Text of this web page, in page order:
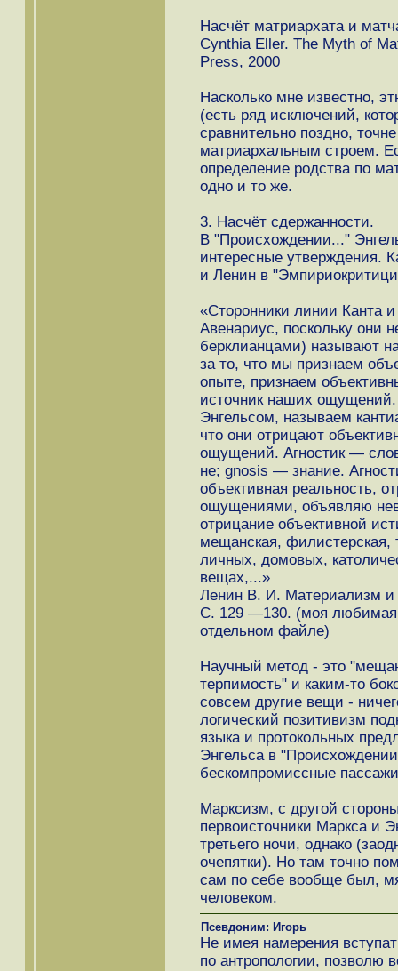
Насчёт матриархата и
Cynthia Eller. The Myth of
Press, 2000
Насколько мне известно,
(есть ряд исключений,
сравнительно поздно,
матриархальным строем.
определение родства по
одно и то же.
3. Насчёт сдержанности.
В "Происхождении..."
интересные утверждения.
и Ленин в
«Сторонники линии Канта
Авенариус, поскольку они
берклианцами) называют
за то, что мы признаем
опыте, признаем
источник наших
Энгельсом, называем
что они отрицают
ощущений. Агностик —
не; gnosis — знание.
объективная реальность,
ощущениями, объявляю
отрицание объективной
мещанская, филистерская,
личных, домовых,
вещах,...»
Ленин В. И. Материализм
С. 129 —130. (моя любимая
отдельном файле)
Научный метод - это
терпимость" и каким-то
совсем другие вещи -
логический позитивизм
языка и протокольных
Энгельса в
бескомпромиссные
Марксизм, с другой
первоисточники Маркса и
третьего ночи, однако
очепятки). Но там точно
сам по себе вообще был,
человеком.
Псевдоним: Игорь
Не имея намерения
по антропологии, позволю